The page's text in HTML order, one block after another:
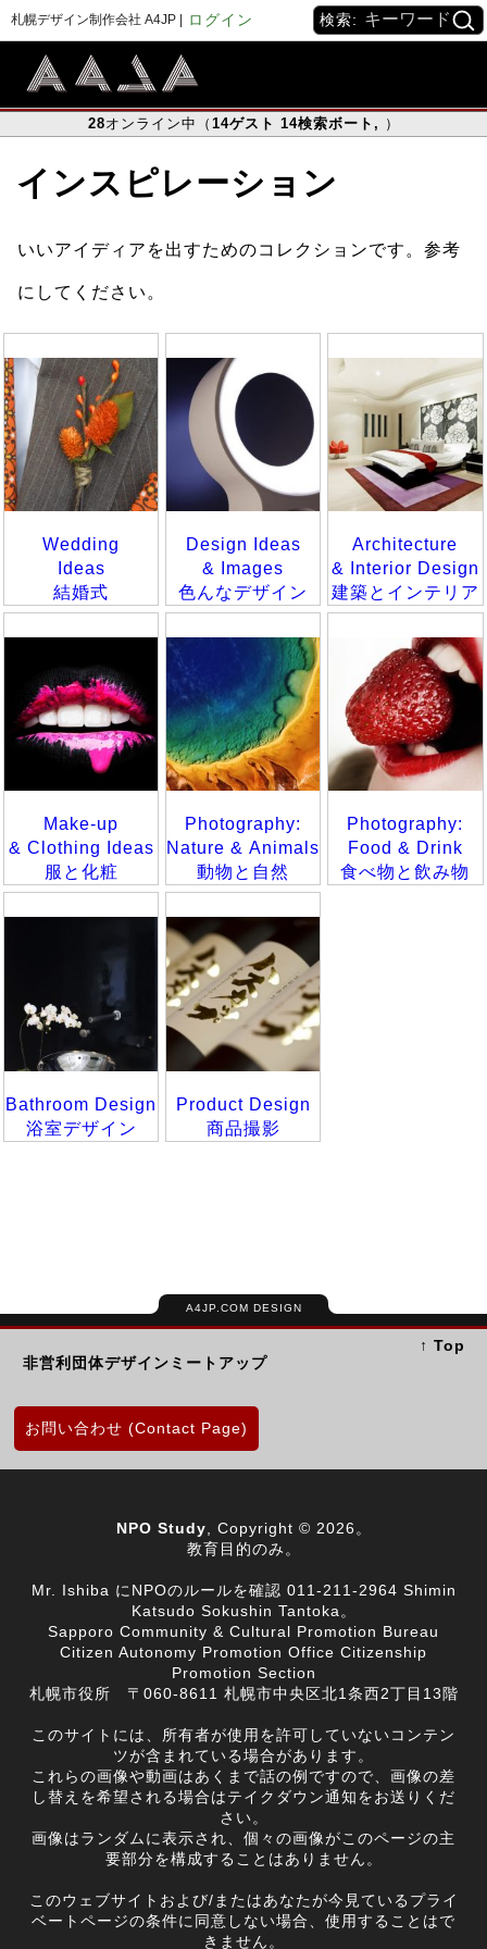
札幌デザイン制作会社 A4JP | ログイン 検索:
28オンライン中（ 14ゲスト 14検索ボート , ）
インスピレーション
いいアイディアを出すためのコレクションです。参考
にしてください。
Wedding
Ideas
結婚式
Design Ideas
& Images
色んなデザイン
Architecture
& Interior Design
建築とインテリア
Make-up
& Clothing Ideas
服と化粧
Photography:
Nature & Animals
動物と自然
Photography:
Food & Drink
食べ物と飲み物
Bathroom Design
浴室デザイン
Product Design
商品撮影
A4JP.COM DESIGN
非営利団体デザインミートアップ
お問い合わせ (Contact Page)
↑ Top
NPO Study , Copyright © 2026。
教育目的のみ。
Mr. Ishiba にNPOのルールを確認 011-211-2964 Shimin
Katsudo Sokushin Tantoka。
Sapporo Community & Cultural Promotion Bureau
Citizen Autonomy Promotion Office Citizenship
Promotion Section
札幌市役所 〒060-8611 札幌市中央区北1条西2丁目13階
このサイトには、所有者が使用を許可していないコンテン
ツが含まれている場合があります。
これらの画像や動画はあくまで話の例ですので、画像の差
し替えを希望される場合はテイクダウン通知をお送りくだ
さい。
画像はランダムに表示され、個々の画像がこのページの主
要部分を構成することはありません。
このウェブサイトおよび/またはあなたが今見ているプライ
ベートページの条件に同意しない場合、使用することはで
きません。